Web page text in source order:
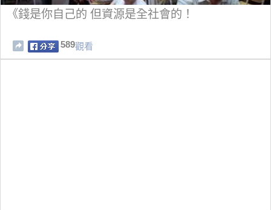
《錢是你自己的 但資源是全社會的！
589觀看